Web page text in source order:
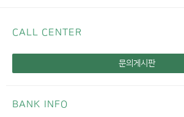
CALL CENTER
문의게시판
BANK INFO